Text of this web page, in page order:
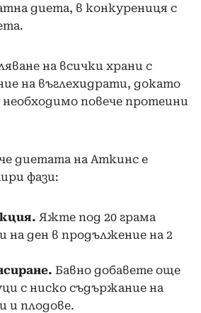
диета, в конкурениця с
на всички храни с
на въглехидрати, докато
повече протеини
диетата на Аткинс е
фази:
Яжте под 20 грама
на ден в продължение на 2
Бавно добавете още
с ниско съдържание на
и плодове.